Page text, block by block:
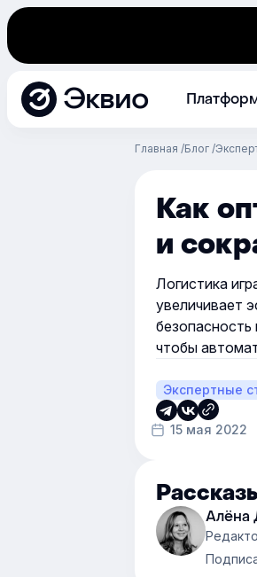
Эквио
Главная Блог
Как
и
Логистика
увеличивает
чтобы
Экспертные
15 мая 2022
Алёна